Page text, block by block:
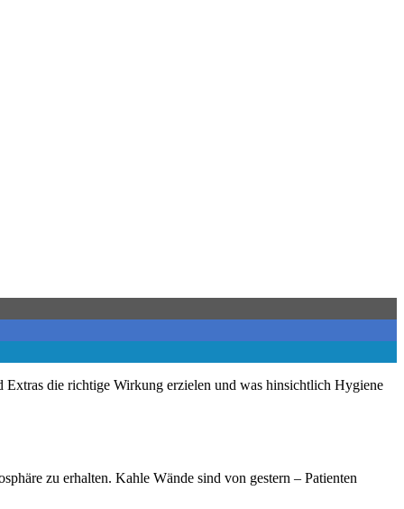
die richtige Wirkung erzielen und was hinsichtlich Hygiene
zu erhalten. Kahle Wände sind von gestern – Patienten